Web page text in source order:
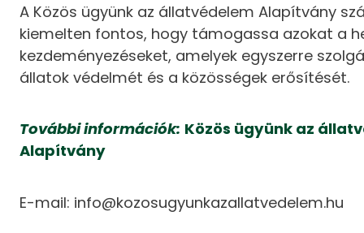
A Közös ügyünk az állatvédelem Alapítvány
kiemelten fontos, hogy támogassa azokat a
kezdeményezéseket, amelyek egyszerre
állatok védelmét és a közösségek erősítését.
További információk: Közös ügyünk az
Alapítvány
E-mail: info@kozosugyunkazallatvedelem.hu